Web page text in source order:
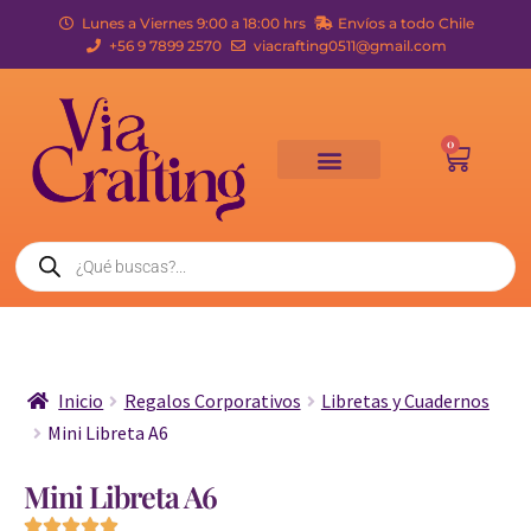
Lunes a Viernes 9:00 a 18:00 hrs
Envíos a todo Chile
+56 9 7899 2570
viacrafting0511@gmail.com
0
Inicio Regalos Corporativos
Libretas y Cuadernos
Mini Libreta A6
Mini Libreta A6
